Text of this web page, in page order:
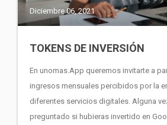
Diciembre 06, 2021
TOKENS DE INVERSIÓN
En unomas.App queremos invitarte a
ingresos mensuales percibidos por la
diferentes servicios digitales. Alguna
preguntado si hubieras invertido en